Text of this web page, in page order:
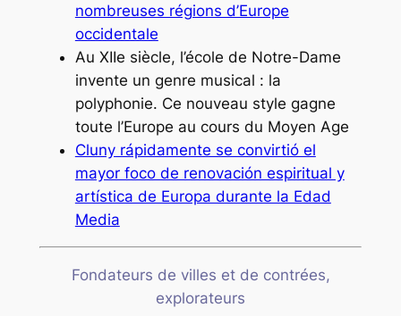
nombreuses régions d’Europe
occidentale
Au XIIe siècle, l’école de Notre-Dame
invente un genre musical : la
polyphonie. Ce nouveau style gagne
toute l’Europe au cours du Moyen Age
Cluny rápidamente se convirtió el
mayor foco de renovación espiritual y
artística de Europa durante la Edad
Media
Fondateurs de villes et de contrées,
explorateurs